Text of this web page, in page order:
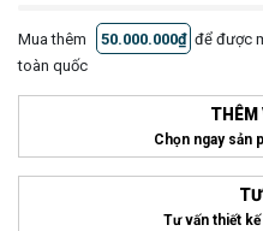
Mua thêm 50.000.000₫ để được
toàn quốc
THÊM
Chọn ngay sản
Tư vấn thiết